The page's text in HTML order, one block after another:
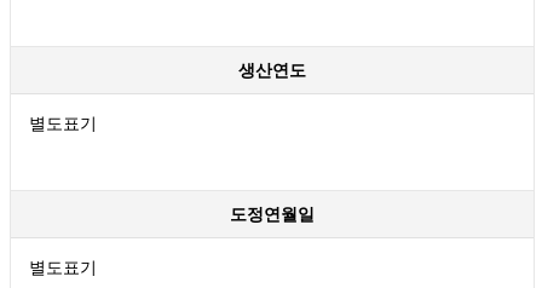
생산연도
별도표기
도정연월일
별도표기